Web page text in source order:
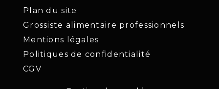
Plan du site
Grossiste alimentaire professionnels
Mentions légales
Politiques de confidentialité
CGV